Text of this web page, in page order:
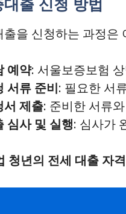
출을 신청하는 과정은
예약: 서울보증보험
서류 준비: 필요한 서
서 제출: 준비한 서류
심사 및 실행: 심사가
청년의 전세 대출 자